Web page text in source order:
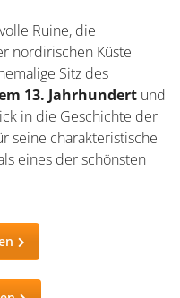
Dark Hedges
Ruine, die
nordirischen Küste
Sitz des
in die
ist bekannt für seine
und wird oft als
bezeichnet.